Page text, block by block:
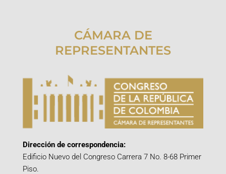
CÁMARA DE
REPRESENTANTES
Dirección de correspondencia:
Edificio Nuevo del Congreso Carrera 7 No. 8-68 Primer
Piso.